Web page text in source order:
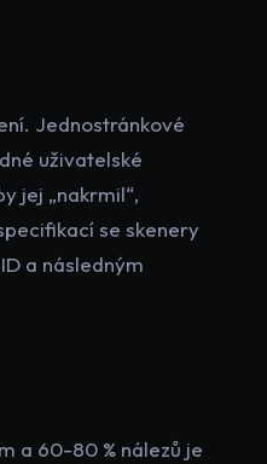
Jednostránkové
uživatelské
jej „nakrmil“,
se skenery
a následným
a 60-80 % nálezů je